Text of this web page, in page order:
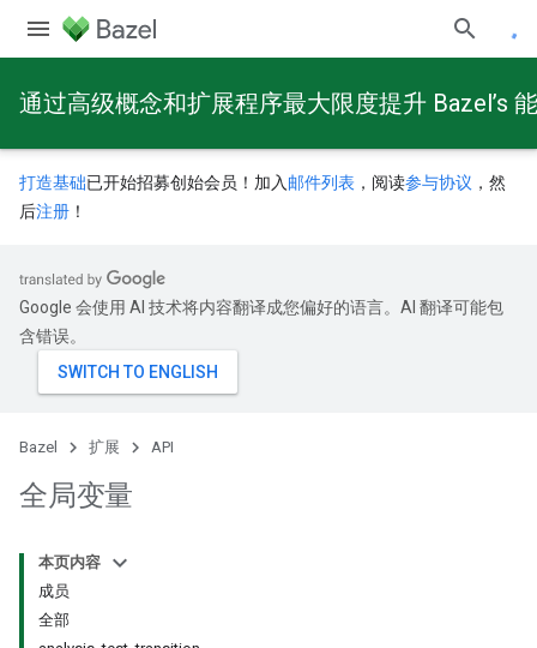
通过高级概念和扩展程序最大限度提升 Bazel’s
打造基础已开始招募创始会员！加入 邮件列表 ，阅读参与协议 ，然
后注册 ！
Google 会使用 AI 技术将内容翻译成您偏好的语言。AI 翻译可能包
含错误。
Bazel 扩展 API
全局变量
本页内容
成员
全部